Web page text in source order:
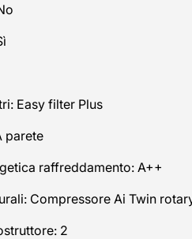
Easy filter Plus
parete
raffreddamento: A++
Compressore Ai Twin
2